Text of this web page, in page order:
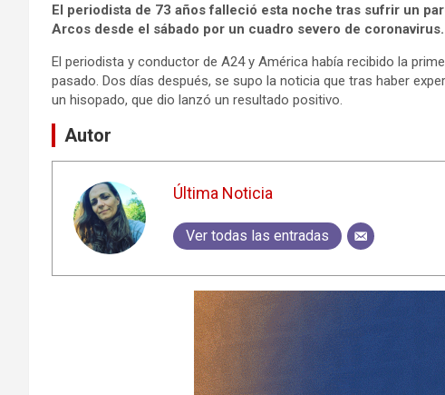
El periodista de 73 años falleció esta noche tras sufrir un
Arcos desde el sábado por un cuadro severo de coronavirus.
El periodista y conductor de A24 y América había recibido la
pasado. Dos días después, se supo la noticia que tras haber
un hisopado, que dio lanzó un resultado positivo.
Autor
Última Noticia
Ver todas las entradas